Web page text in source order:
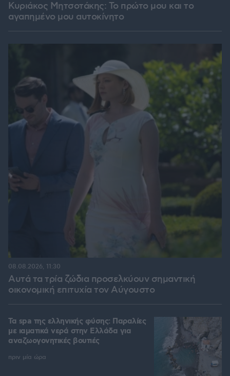
Κυριάκος Μητσοτάκης: Το πρώτο μου και το
αγαπημένο μου αυτοκίνητο
Αυτά τα τρία ζώδια προσελκύουν σημαντική
οικονομική επιτυχία τον Αύγουστο
08.08.2026, 11:30
Τα spa της ελληνικής φύσης: Παραλίες
με ιαματικά νερά στην Ελλάδα για
αναζωογονητικές βουτιές
πριν μία ώρα